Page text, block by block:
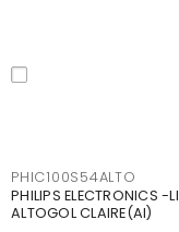
PHIC100S54ALTO
PHILIPS ELECTRONICS -
ALTOGOL CLAIRE(AI)